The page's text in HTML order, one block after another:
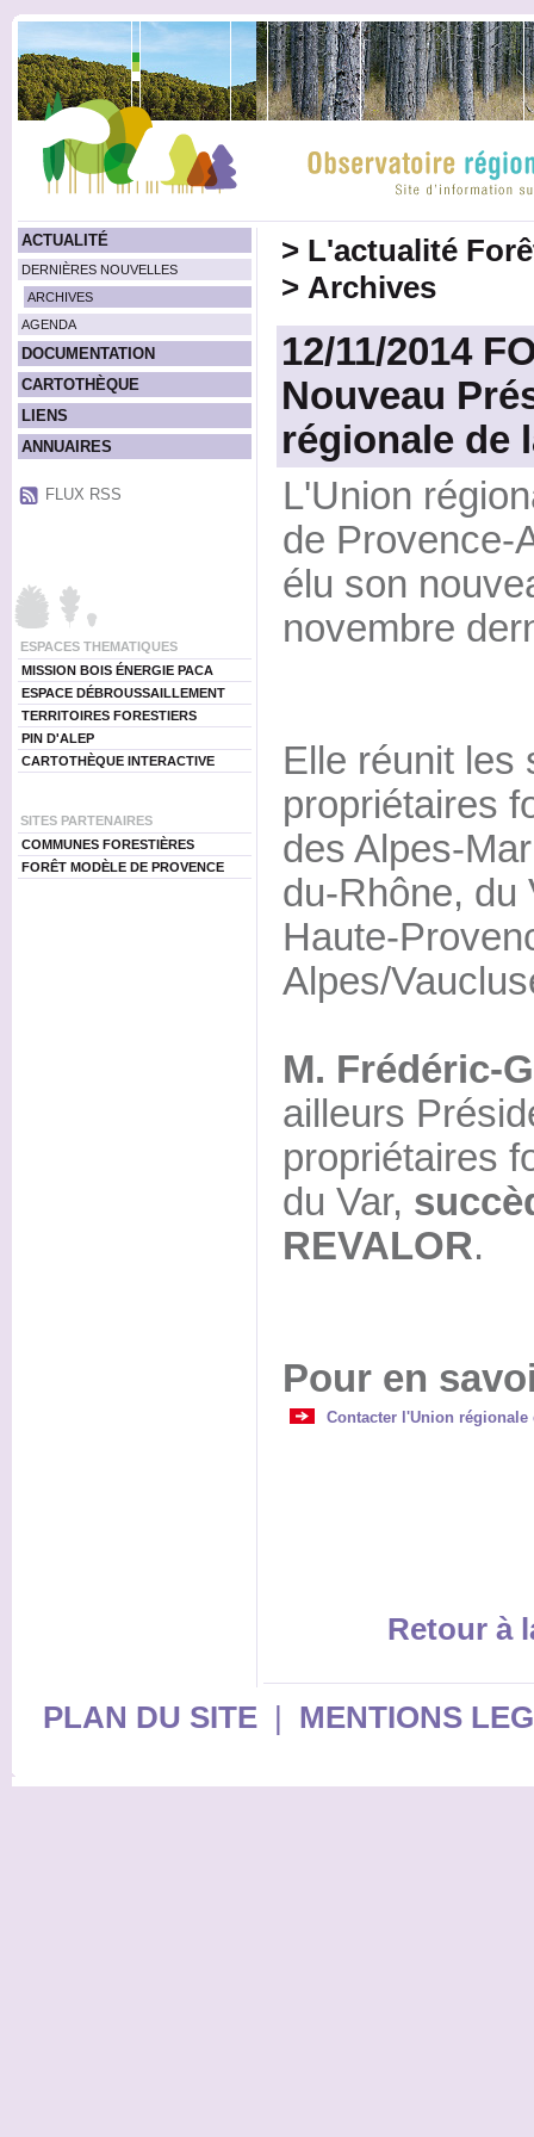
ACTUALITÉ
DERNIÈRES NOUVELLES
ARCHIVES
AGENDA
DOCUMENTATION
CARTOTHÈQUE
LIENS
ANNUAIRES
FLUX RSS
ESPACES THEMATIQUES
MISSION BOIS ÉNERGIE PACA
ESPACE DÉBROUSSAILLEMENT
TERRITOIRES FORESTIERS
PIN D'ALEP
CARTOTHÈQUE INTERACTIVE
SITES PARTENAIRES
COMMUNES FORESTIÈRES
FORÊT MODÈLE DE PROVENCE
> L'actualité
> Archives
12/11/2014
Nouveau
régionale de
L'Union
de Provence-
élu son
novembre
Elle réunit les
propriétaires
des Alpes-
du-Rhône, du
Haute-
Alpes/
M. Frédéric-
ailleurs
propriétaires
du Var,
REVALOR.
Pour en
Contacter l'Union régionale
Retour à
PLAN DU SITE| MENTIONS